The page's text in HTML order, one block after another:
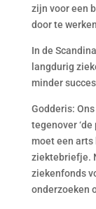
zijn voor een
door te
In de
langdurig
minder
Godderis:
tegenover
moet een arts
ziektebriefje.
ziekenfonds
onderzoeken